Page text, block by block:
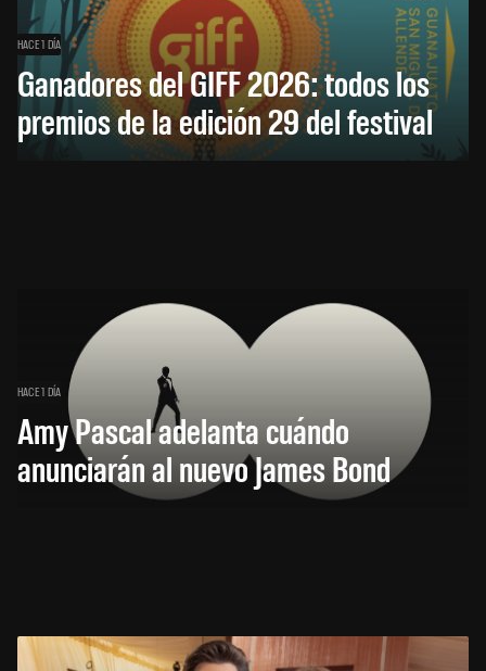
HACE 1 DÍA
Ganadores del GIFF 2026: todos los
premios de la edición 29 del festival
HACE 1 DÍA
Amy Pascal adelanta cuándo
anunciarán al nuevo James Bond